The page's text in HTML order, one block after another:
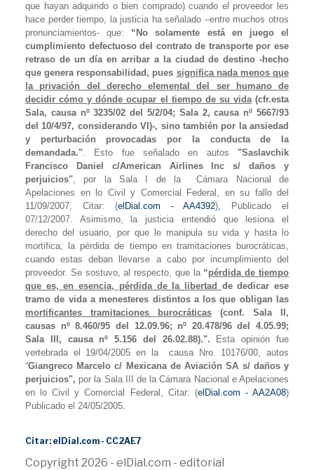
que hayan adquirido o bien comprado) cuando el proveedor les
hace perder tiempo, la justicia ha señalado –entre muchos otros
pronunciamientos- que: “No solamente está en juego el
cumplimiento defectuoso del contrato de transporte por ese
retraso de un día en arribar a la ciudad de destino -hecho
que genera responsabilidad, pues significa nada menos que
la privación del derecho elemental del ser humano de
decidir cómo y dónde ocupar el tiempode su vida(cfr.esta
Sala, causa nº 3235/02 del 5/2/04; Sala 2, causa nº 5667/93
del 10/4/97, considerando VI)-, sino también por la ansiedad
y perturbación provocadas por la conducta de la
demandada.". Esto fue señalado en autos "Saslavchik
Francisco Daniel c/American Airlines Inc s/ daños y
perjuicios", por la Sala I de la Cámara Nacional
de
Apelaciones en lo Civil y Comercial Federal, en su fallo del
11/09/2007, Citar: (elDial.com - AA4392),
Publicado el
07/12/2007. Asimismo, la justicia entendió que lesiona el
derecho del usuario, por que le manipula su vida y hasta lo
mortifica, la pérdida de tiempo en tramitaciones burocráticas,
cuando estas deban llevarse a cabo por incumplimiento del
proveedor. Se sostuvo, al respecto, que la “pérdida detiempo
que es, en esencia, pérdida de la libertad de dedicar ese
tramo de vidaa menesteres distintos a los que obligan las
mortificantes tramitaciones burocráticas (conf. Sala II,
causas nº 8.460/95 del 12.09.96; nº 20.478/96 del 4.05.99;
Sala III, causa nº 5.156 del 26.02.88).".
Esta opinión fue
vertebrada el 19/04/2005 en la
causa Nro. 10176/00,
autos
“Giangreco Marcelo c/ Mexicana de Aviación SA s/ daños y
perjuicios", por la SalaIII de la CámaraNacional e Apelaciones
en lo Civil y Comercial Federal, Citar: (elDial.com - AA2A08)
Publicado el 24/05/2005.
Citar: elDial.com - CC2AE7
Copyright 2026 - elDial.com - editorial